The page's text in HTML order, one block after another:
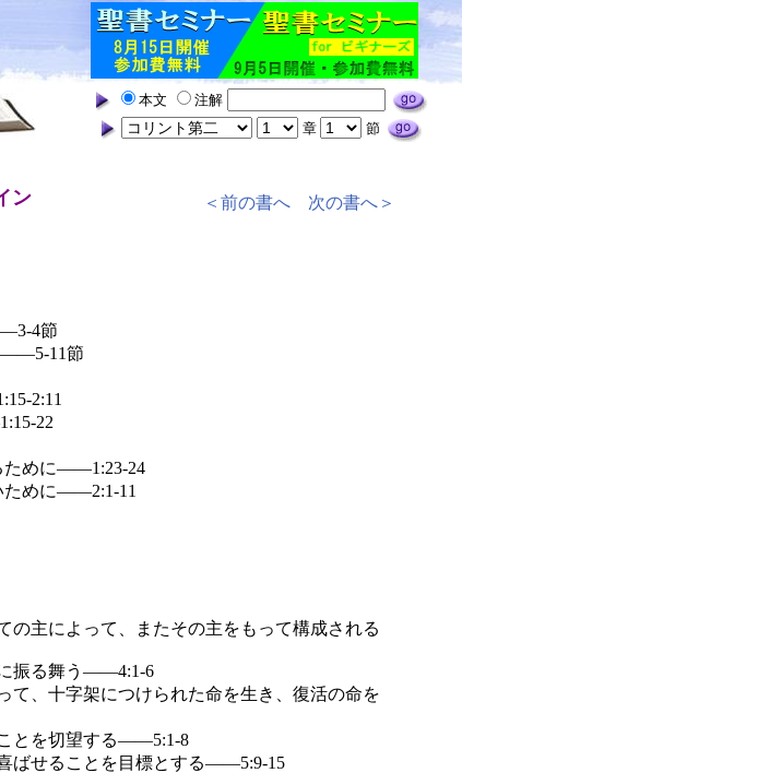
本文
注解
章
節
ン ＜前の書へ 次の書へ＞
4節
――5-11節
2:11
22
ために――1:23-24
ために――2:1-11
の主によって、またその主をもって構成される
振る舞う――4:1-6
て、十字架につけられた命を生き、復活の命を
とを切望する――5:1-8
ばせることを目標とする――5:9-15